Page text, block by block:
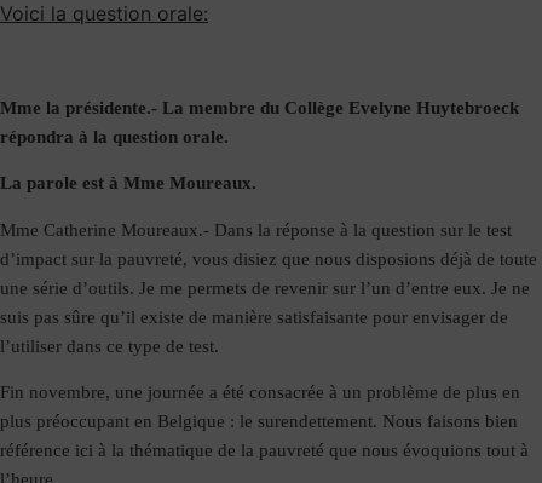
Voici la question orale:
Mme la présidente.- La membre du Collège Evelyne Huytebroeck
répondra à la question orale.
La parole est à Mme Moureaux.
Mme Catherine Moureaux.- Dans la réponse à la question sur le test
d’impact sur la pauvreté, vous disiez que nous disposions déjà de toute
une série d’outils. Je me permets de revenir sur l’un d’entre eux. Je ne
suis pas sûre qu’il existe de manière satisfaisante pour envisager de
l’utiliser dans ce type de test.
Fin novembre, une journée a été consacrée à un problème de plus en
plus préoccupant en Belgique : le surendettement. Nous faisons bien
référence ici à la thématique de la pauvreté que nous évoquions tout à